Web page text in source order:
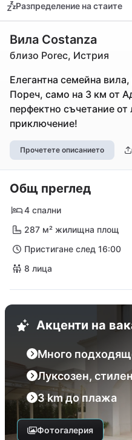
Разпределение на стаите
Вила Costanza
близо Porec, Истрия
Елегантна семейна
Пореч, само на 3 км от
перфектно съчетание
приключение!
Прочетете описанието
Общ преглед
4 спални
287 м² жилищна площ
Пристигане след 16:00
8 лица
Акценти на
Много
Луксозен,
3 km до плажа
Фотогалерия